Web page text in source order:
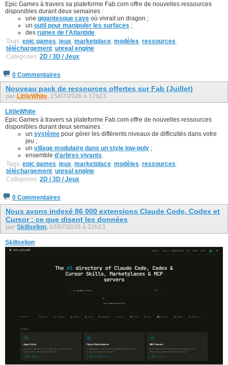
Epic Games à travers sa plateforme Fab.com offre de nouvelles ressources
disponibles durant deux semaines :
une gigantesque cave où vivrait un dragon ;
un outil pour manipuler les surfaces ;
des ruines de l'Atlantide.
Tags: epic games jeux marketplace modèles ressources
téléchargement unreal engine
Catégories: 2D / 3D / Jeux
0 Commentaires
Nouveau pack de ressources offertes sur Fab (Juillet)
par LittleWhite, 15/07/2026 à 17h23
LittleWhite
Epic Games à travers sa plateforme Fab.com offre de nouvelles ressources
disponibles durant deux semaines :
un système pour gérer les différents niveaux de difficultés dans votre
jeu ;
un village modulaire dans un style low-poly ;
ensemble d'arbres vivants.
Tags: epic games jeux marketplace modèles ressources
téléchargement unreal engine
Catégories: 2D / 3D / Jeux
0 Commentaires
Nous avons indexé 86 000 extensions Claude Code, Codex et
Cursor : ce que disent les données
par Skillselion, 02/07/2026 à 22h13
Skillselion